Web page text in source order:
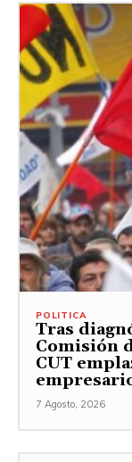
POLITICA
Tras
Comisión
CUT
7 Agosto, 2026